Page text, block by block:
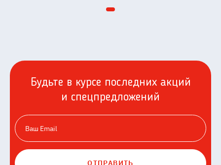
Будьте в курсе последних акций
и спецпредложений
ОТПРАВИТЬ